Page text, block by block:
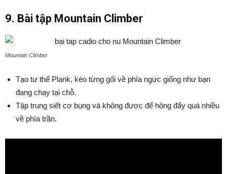
9. Bài tập Mountain Climber
Mountain Climber
Tạo tư thế Plank, kéo từng gối về phía ngực giống như bạn
đang chạy tại chỗ.
Tập trung siết cơ bụng và không được để hông đẩy quá nhiều
về phía trần.